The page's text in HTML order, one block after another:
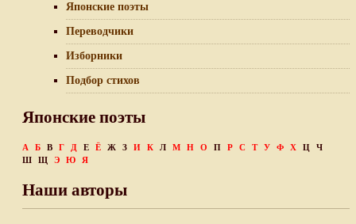
Японские поэты
Переводчики
Изборники
Подбор стихов
Японские поэты
А Б В Г Д Е Ё Ж З И К Л М Н О П Р С Т У Ф Х Ц
Ч
Ш
Щ Э Ю Я
Наши авторы